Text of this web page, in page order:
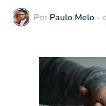
Por Paulo Melo -